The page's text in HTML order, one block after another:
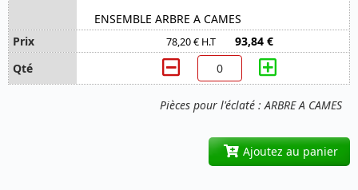
Pièces pour l'éclaté : ARBRE A CAMES
ENSEMBLE ARBRE A CAMES
78,20 € H.T 93,84 €
Ajoutez au panier